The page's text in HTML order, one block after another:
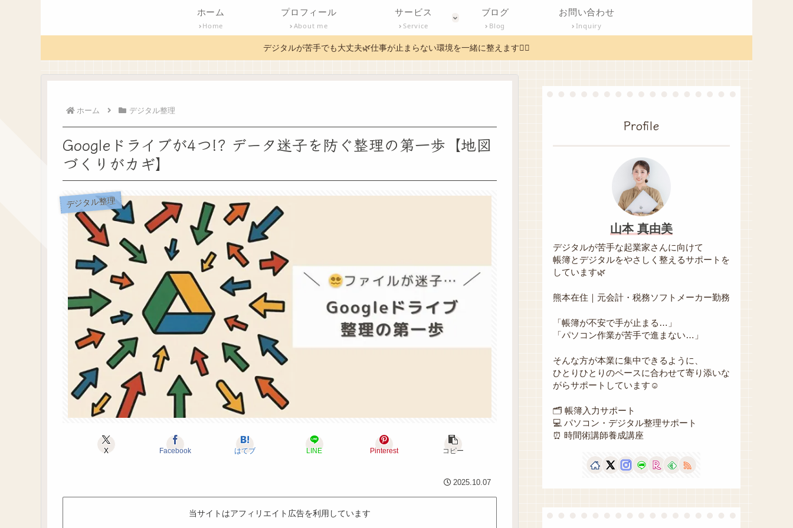
ホーム
Home
プロフィール
About me
サービス
Service
ブログ
Blog
お問い合わせ
Inquiry
デジタルが苦手でも大丈夫🌿仕事が止まらない環境を一緒に整えます✊🏻
ホーム デジタル整理
Googleドライブが4つ!? データ迷子を防ぐ整理の第一歩【地図
づくりがカギ】
デジタル整理
X Facebook はてブ LINE Pinterest コピー
2025.10.07
当サイトはアフィリエイト広告を利用しています
Profile
山本 真由美
デジタルが苦手な起業家さんに向けて
帳簿とデジタルをやさしく整えるサポートを
しています🌿
熊本在住｜元会計・税務ソフトメーカー勤務
「帳簿が不安で手が止まる…」
「パソコン作業が苦手で進まない…」
そんな方が本業に集中できるように、
ひとりひとりのペースに合わせて寄り添いな
がらサポートしています☺️
🗂 帳簿入力サポート
💻 パソコン・デジタル整理サポート
⏰ 時間術講師養成講座